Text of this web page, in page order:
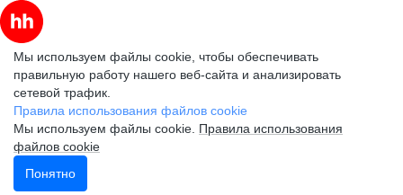
Мы используем файлы cookie, чтобы обеспечивать
правильную работу нашего веб-сайта и анализировать
сетевой трафик.
Правила использования файлов cookie
Мы используем файлы cookie. Правила использования
файлов cookie
Понятно